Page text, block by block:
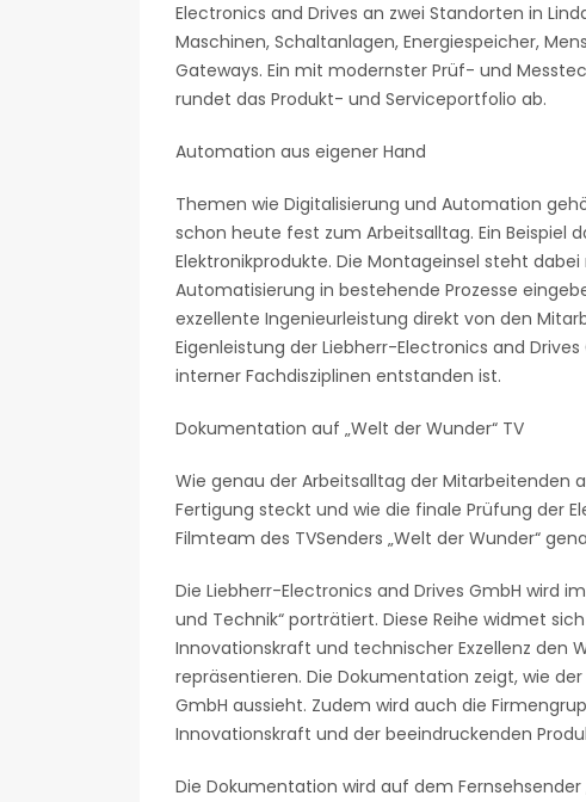
Electronics and Drives an zwei Standorten in
Maschinen, Schaltanlagen, Energiespeicher,
Gateways. Ein mit modernster Prüf- und
rundet das Produkt- und Serviceportfolio ab.
Automation aus eigener Hand
Themen wie Digitalisierung und Automation
schon heute fest zum Arbeitsalltag. Ein
Elektronikprodukte. Die Montageinsel steht
Automatisierung in bestehende Prozesse
exzellente Ingenieurleistung direkt von den
Eigenleistung der Liebherr-Electronics and
interner Fachdisziplinen entstanden ist.
Dokumentation auf „Welt der Wunder“ TV
Wie genau der Arbeitsalltag der Mitarbeitenden
Fertigung steckt und wie die finale Prüfung der
Filmteam des TVSenders „Welt der Wunder“
Die Liebherr-Electronics and Drives GmbH wird
und Technik“ porträtiert. Diese Reihe widmet
Innovationskraft und technischer Exzellenz den
repräsentieren. Die Dokumentation zeigt, wie
GmbH aussieht. Zudem wird auch die
Innovationskraft und der beeindruckenden
Die Dokumentation wird auf dem